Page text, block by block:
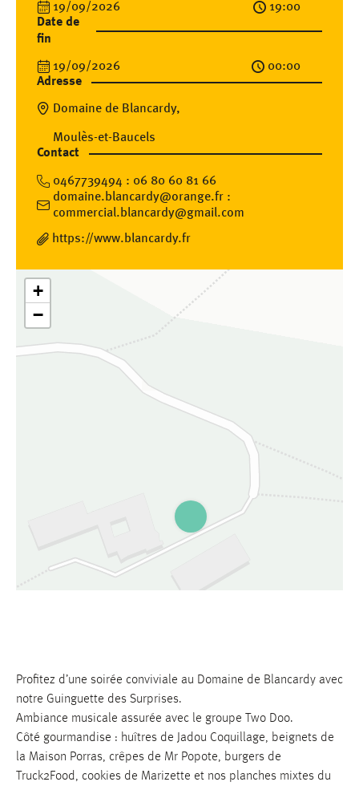
19/09/2026
19:00
Date de
fin
19/09/2026
00:00
Adresse
Domaine de Blancardy,
Moulès-et-Baucels
Contact
0467739494 : 06 80 60 81 66
domaine.blancardy@orange.fr :
commercial.blancardy@gmail.com
https://www.blancardy.fr
+
−
Leaflet| ©OpenStreetMapcontributors ©CARTO
Profitez d’une soirée conviviale au Domaine de Blancardy avec
notre Guinguette des Surprises.
Ambiance musicale assurée avec le groupe Two Doo.
Côté gourmandise : huîtres de Jadou Coquillage, beignets de
la Maison Porras, crêpes de Mr Popote, burgers de
Truck2Food, cookies de Marizette et nos planches mixtes du